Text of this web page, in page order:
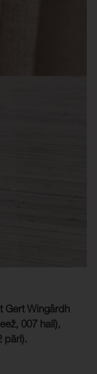
Gert Wingårdh
007 hall),
pärl).